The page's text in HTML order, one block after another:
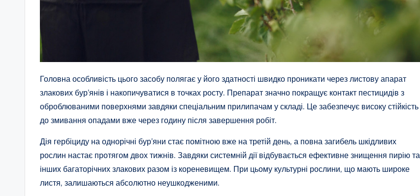
Головна особливість цього засобу полягає у його здатності швидко проникати через листову апарат
злакових бур’янів і накопичуватися в точках росту. Препарат значно покращує контакт пестицидів з
оброблюваними поверхнями завдяки спеціальним прилипачам у складі. Це забезпечує високу стійкість
до змивання опадами вже через годину після завершення робіт.
Дія гербіциду на однорічні бур’яни стає помітною вже на третій день, а повна загибель шкідливих
рослин настає протягом двох тижнів. Завдяки системній дії відбувається ефективне знищення пирію та
інших багаторічних злакових разом із кореневищем. При цьому культурні рослини, що мають широке
листя, залишаються абсолютно неушкодженими.